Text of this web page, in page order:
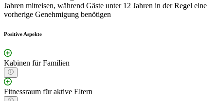
Jahren mitreisen, während Gäste unter 12 Jahren in der Regel eine
vorherige Genehmigung benötigen
Positive Aspekte
Kabinen für Familien
Fitnessraum für aktive Eltern